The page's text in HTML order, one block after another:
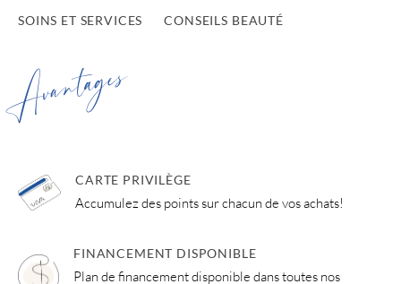
SOINS ET SERVICES
CONSEILS BEAUTÉ
CARTE PRIVILÈGE
Accumulez des points sur chacun de vos achats!
FINANCEMENT DISPONIBLE
Plan de financement disponible dans toutes nos